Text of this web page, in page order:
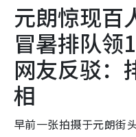
元朗惊现百
冒暑排队领
网友反驳：
相
早前一张拍摄于元朗街